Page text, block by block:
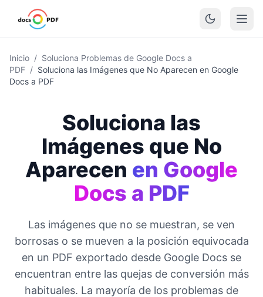
Inicio / Soluciona Problemas de Google Docs a
PDF / Soluciona las Imágenes que No Aparecen en Google
Docs a PDF
Soluciona las
Imágenes que No
Aparecen en Google
Docs a PDF
Las imágenes que no se muestran, se ven
borrosas o se mueven a la posición equivocada
en un PDF exportado desde Google Docs se
encuentran entre las quejas de conversión más
habituales. La mayoría de los problemas de